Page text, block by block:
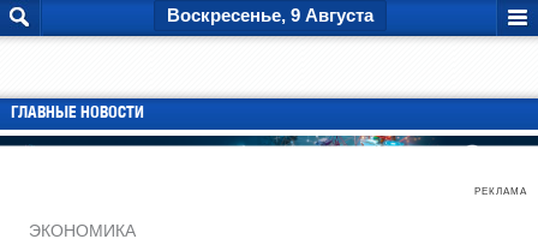
Воскресенье, 9 Августа
ГЛАВНЫЕ НОВОСТИ
РЕКЛАМА
ЭКОНОМИКА